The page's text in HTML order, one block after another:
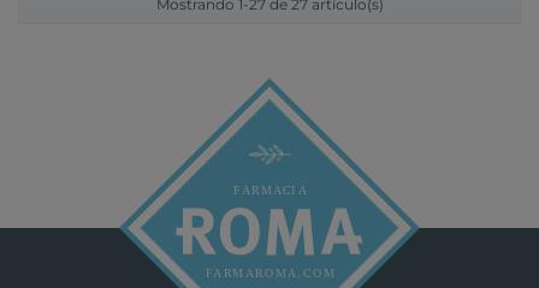
Mostrando 1-27 de 27 artículo(s)